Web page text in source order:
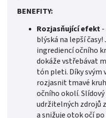
BENEFITY:
Rozjasňující efekt
blýská na lepší
ingrediencí očního
dokáže vstřebávat
tón pleti. Díky
rozjasnit tmavé
očního okolí.
udržitelných zdrojů
a snižuje otok očí po